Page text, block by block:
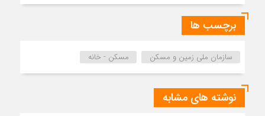
برچسب ها
سازمان ملی زمین و مسکن مسکن - خانه
نوشته های مشابه